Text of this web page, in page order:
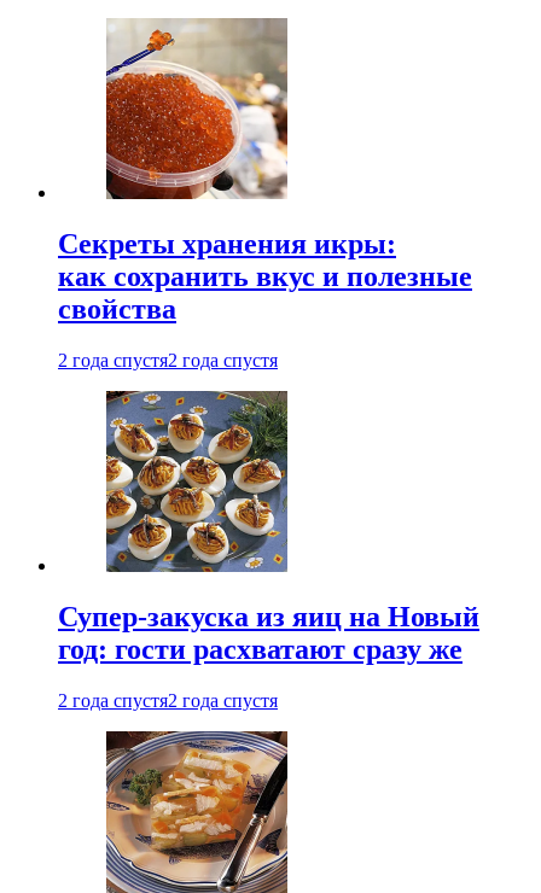
Секреты хранения икры:
как сохранить вкус и полезные
свойства
2 года спустя2 года спустя
Супер-закуска из яиц на Новый
год: гости расхватают сразу же
2 года спустя2 года спустя